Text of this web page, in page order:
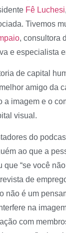
Fê Luchesi
Tivemos
, consultora
e especialista
de capital
amigo da
a imagem e o
visual.
do
ao que a
“se você
de
não é um
na
com